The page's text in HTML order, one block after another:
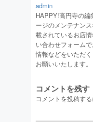
admin
HAPPY!高円寺の
ージのメンテナン
載されているお店
い合わせフォーム
情報などをいただ
お願いいたします。
コメントを残す
コメントを投稿す